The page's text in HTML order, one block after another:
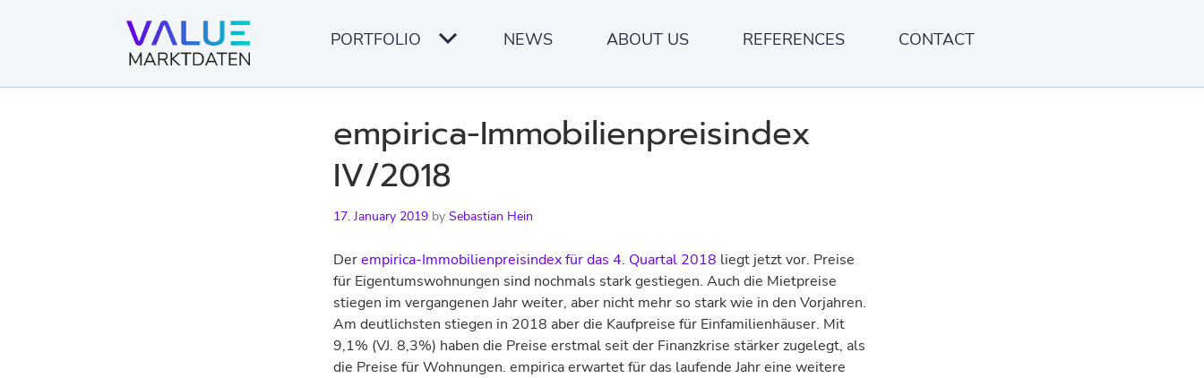
PORTFOLIO NEWS ABOUT US REFERENCES CONTACT
empirica-Immobilienpreisindex
IV/2018
17. January 2019 by Sebastian Hein
Derempirica-Immobilienpreisindex für das 4. Quartal 2018 liegt jetzt vor. Preise
für Eigentumswohnungen sind nochmals stark gestiegen. Auch die Mietpreise
stiegen im vergangenen Jahr weiter, aber nicht mehr so stark wie in den Vorjahren.
Am deutlichsten stiegen in 2018 aber die Kaufpreise für Einfamilienhäuser. Mit
9,1% (VJ. 8,3%) haben die Preise erstmal seit der Finanzkrise stärker zugelegt, als
die Preise für Wohnungen. empirica erwartet für das laufende Jahr eine weitere